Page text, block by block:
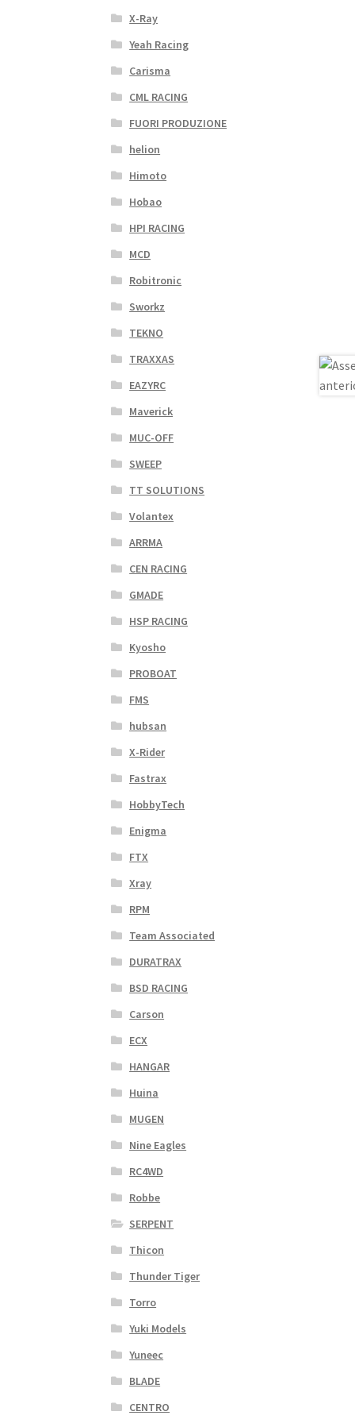
X-Ray
Yeah Racing
Carisma
CML RACING
FUORI PRODUZIONE
helion
Himoto
Hobao
HPI RACING
MCD
Robitronic
Sworkz
TEKNO
TRAXXAS
EAZYRC
Maverick
MUC-OFF
SWEEP
TT SOLUTIONS
Volantex
ARRMA
CEN RACING
GMADE
HSP RACING
Kyosho
PROBOAT
FMS
hubsan
X-Rider
Fastrax
HobbyTech
Enigma
FTX
Xray
RPM
Team Associated
DURATRAX
BSD RACING
Carson
ECX
HANGAR
Huina
MUGEN
Nine Eagles
RC4WD
Robbe
SERPENT
Thicon
Thunder Tiger
Torro
Yuki Models
Yuneec
BLADE
CENTRO